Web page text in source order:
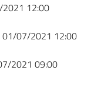
12:00
01/07/2021 12:00
2021 09:00